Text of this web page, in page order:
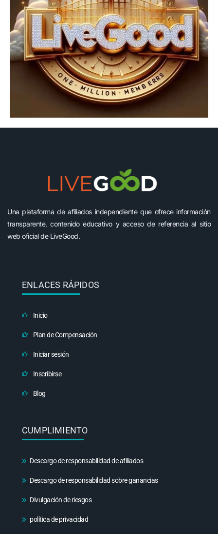
Una plataforma de afiliados independiente que ofrece información
transparente, contenido educativo y acceso de referencia al sitio
web oficial de LiveGood.
ENLACES RÁPIDOS
Inicio
Plan de Compensación
Iniciar sesión
Inscribirse
Blog
CUMPLIMIENTO
Descargo de responsabilidad de afiliados
Descargo de responsabilidad sobre ganancias
Divulgación de riesgos
política de privacidad